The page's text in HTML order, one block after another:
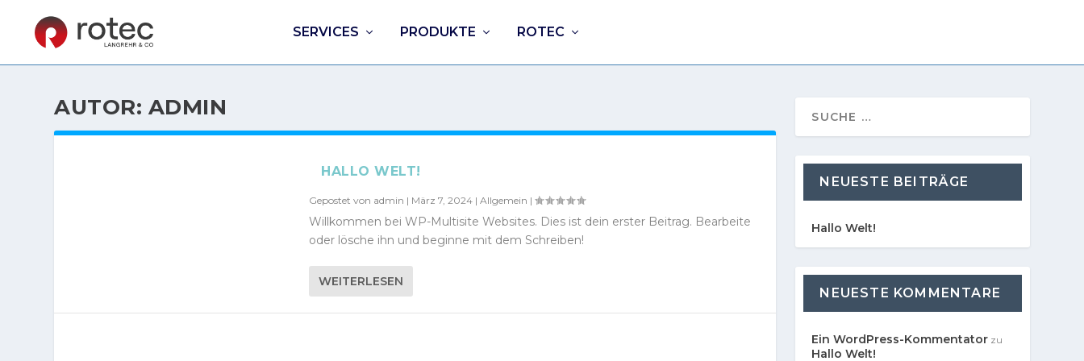
SERVICES PRODUKTE ROTEC
AUTOR: ADMIN
HALLO WELT!
Gepostet von admin | März 7, 2024 |Allgemein |
Willkommen bei WP-Multisite Websites. Dies ist dein erster Beitrag. Bearbeite
oder lösche ihn und beginne mit dem Schreiben!
WEITERLESEN
NEUESTE BEITRÄGE
Hallo Welt!
NEUESTE KOMMENTARE
Ein WordPress-Kommentator zu
Hallo Welt!